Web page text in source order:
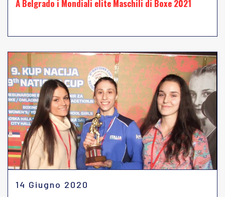
A Belgrado i Mondiali elite Maschili di Boxe 2021
14 Giugno 2020